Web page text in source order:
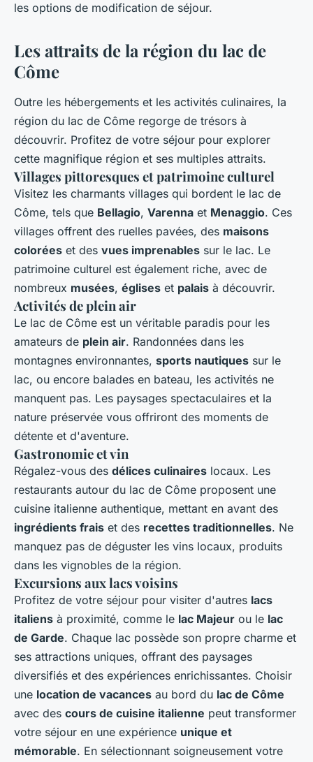
les options de modification de séjour.
Les attraits de la région du lac de
Côme
Outre les hébergements et les activités culinaires, la
région du lac de Côme regorge de trésors à
découvrir. Profitez de votre séjour pour explorer
cette magnifique région et ses multiples attraits.
Villages pittoresques et patrimoine culturel
Visitez les charmants villages qui bordent le lac de
Côme, tels que Bellagio, Varenna et Menaggio. Ces
villages offrent des ruelles pavées, des maisons
colorées et des vues imprenables sur le lac. Le
patrimoine culturel est également riche, avec de
nombreux musées, églises et palais à découvrir.
Activités de plein air
Le lac de Côme est un véritable paradis pour les
amateurs de plein air. Randonnées dans les
montagnes environnantes, sports nautiques sur le
lac, ou encore balades en bateau, les activités ne
manquent pas. Les paysages spectaculaires et la
nature préservée vous offriront des moments de
détente et d'aventure.
Gastronomie et vin
Régalez-vous des délices culinaires locaux. Les
restaurants autour du lac de Côme proposent une
cuisine italienne authentique, mettant en avant des
ingrédients frais et des recettes traditionnelles. Ne
manquez pas de déguster les vins locaux, produits
dans les vignobles de la région.
Excursions aux lacs voisins
Profitez de votre séjour pour visiter d'autres lacs
italiens à proximité, comme le lac Majeur ou le lac
de Garde. Chaque lac possède son propre charme et
ses attractions uniques, offrant des paysages
diversifiés et des expériences enrichissantes. Choisir
une location de vacances au bord du lac de Côme
avec des cours de cuisine italienne peut transformer
votre séjour en une expérience unique et
mémorable. En sélectionnant soigneusement votre